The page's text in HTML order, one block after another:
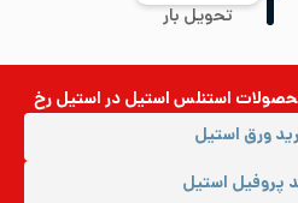
تحویل بار
استنلس استیلدر استیل رخ
ورق استیل
پروفیل استیل